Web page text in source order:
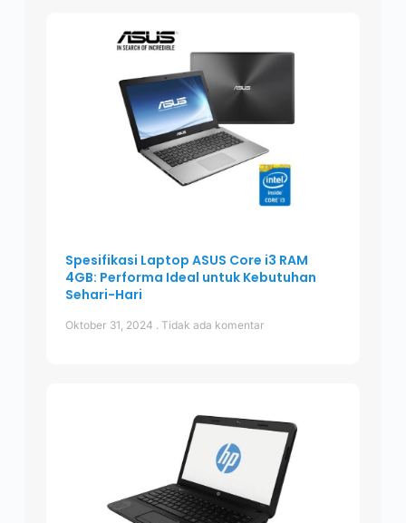
Spesifikasi Laptop ASUS Core i3 RAM
4GB: Performa Ideal untuk Kebutuhan
Sehari-Hari
Oktober 31, 2024 Tidak ada komentar